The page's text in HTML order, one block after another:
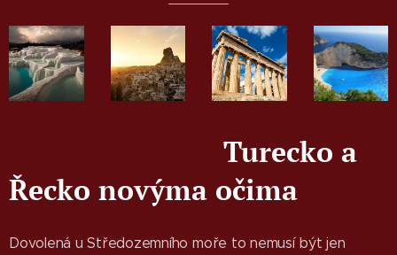
Turecko a
Řecko novýma očima
Dovolená u Středozemního moře to nemusí být jen